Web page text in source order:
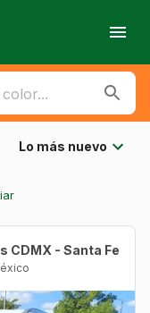
Lo más nuevo
CDMX - Santa Fe